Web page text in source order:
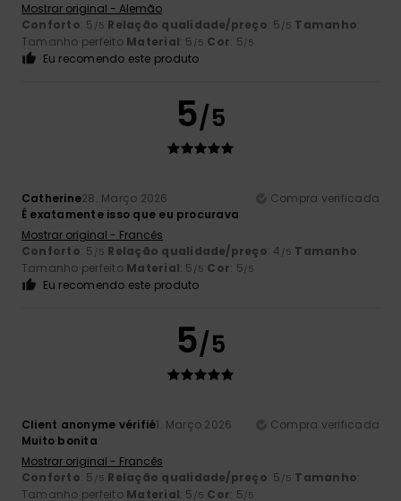
Mostrar original - Alemão
Conforto: 5 /5 Relação qualidade/preço: 5 /5 Tamanho:
Tamanho perfeito Material: 5 /5 Cor: 5/5
Eu recomendo este produto
5/5
Catherine28. Março 2026
Compra verificada
É exatamente isso que eu procurava
Mostrar original - Francês
Conforto: 5 /5 Relação qualidade/preço: 4 /5 Tamanho:
Tamanho perfeito Material: 5 /5 Cor: 5/5
Eu recomendo este produto
5/5
Client anonyme vérifié1. Março 2026
Compra verificada
Muito bonita
Mostrar original - Francês
Conforto: 5 /5 Relação qualidade/preço: 5 /5 Tamanho:
Tamanho perfeito Material: 5 /5 Cor: 5/5